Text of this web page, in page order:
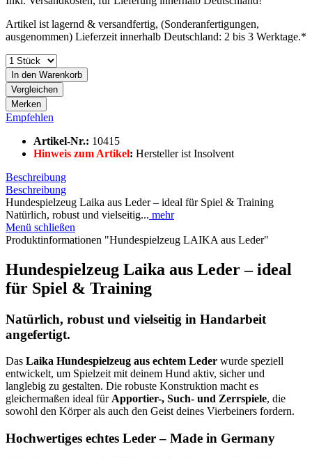
Artikel ist lagernd & versandfertig, (Sonderanfertigungen,
ausgenommen) Lieferzeit innerhalb Deutschland: 2 bis 3 Werktage.*
In den Warenkorb
Vergleichen
Merken
Empfehlen
Artikel-Nr.: 10415
Hinweis zum Artikel: Hersteller ist Insolvent
Beschreibung
Beschreibung
Hundespielzeug Laika aus Leder – ideal für Spiel & Training
Natürlich, robust und vielseitig... mehr
Menü schließen
Produktinformationen "Hundespielzeug LAIKA aus Leder"
Hundespielzeug Laika aus Leder – ideal
für Spiel & Training
Natürlich, robust und vielseitig in Handarbeit
angefertigt.
Das Laika Hundespielzeug aus echtem Leder wurde speziell
entwickelt, um Spielzeit mit deinem Hund aktiv, sicher und
langlebig zu gestalten. Die robuste Konstruktion macht es
gleichermaßen ideal für Apportier-, Such- und Zerrspiele, die
sowohl den Körper als auch den Geist deines Vierbeiners fordern.
Hochwertiges echtes Leder – Made in Germany